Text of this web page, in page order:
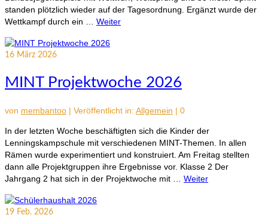
standen plötzlich wieder auf der Tagesordnung. Ergänzt wurde der
Wettkampf durch ein … Weiter
16 März 2026
MINT Projektwoche 2026
von membantoo | Veröffentlicht in: Allgemein | 0
In der letzten Woche beschäftigten sich die Kinder der
Lenningskampschule mit verschiedenen MINT-Themen. In allen
Rämen wurde experimentiert und konstruiert. Am Freitag stellten
dann alle Projektgruppen ihre Ergebnisse vor. Klasse 2 Der
Jahrgang 2 hat sich in der Projektwoche mit … Weiter
19 Feb. 2026